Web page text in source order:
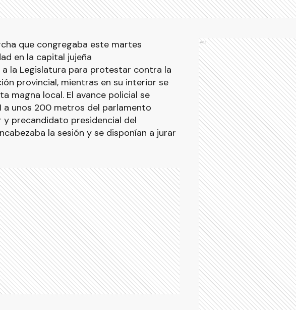
que congregaba este martes
en la capital jujeña
la Legislatura para protestar contra la
provincial, mientras en su interior se
magna local. El avance policial se
a unos 200 metros del parlamento
precandidato presidencial del
la sesión y se disponían a jurar
Ads